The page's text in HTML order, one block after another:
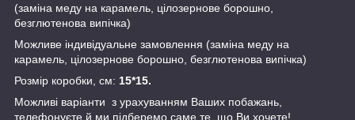
(заміна меду на карамель, цілозернове борошно,
безглютенова випічка)
Можливе індивідуальне замовлення (заміна меду на
карамель, цілозернове борошно, безглютенова випічка)
Розмір коробки, см: 15*15.
Можливі варіанти з урахуванням Ваших побажань,
телефонуєте й ми підберемо саме те, що Ви хочете!